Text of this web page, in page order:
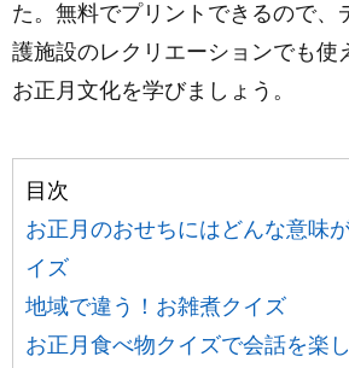
た。無料でプリントできるので、
護施設のレクリエーションでも使
お正月文化を学びましょう。
目次
お正月のおせちにはどんな意味
イズ
地域で違う！お雑煮クイズ
お正月食べ物クイズで会話を楽